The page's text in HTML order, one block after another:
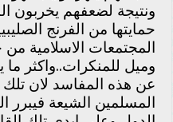
ونتيجة لضعفهم يخربون
حمايتها من الفرنج
المجتمعات الاسلامية
وميل للمنكرات..واكثر
عن هذه المفاسد لان
المسلمين الشيعة فيبرر